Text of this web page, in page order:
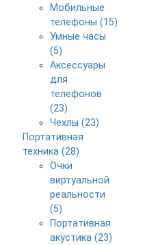
Мобильные
телефоны (15)
Умные часы
(5)
Аксессуары
для
телефонов
(23)
Чехлы (23)
Портативная
техника (28)
Очки
виртуальной
реальности
(5)
Портативная
акустика (23)